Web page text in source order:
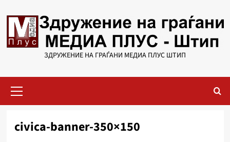
to
content
ЗДРУЖЕНИЕ НА ГРАЃАНИ МЕДИА ПЛУС ШТИП
Menu
civica-banner-350×150